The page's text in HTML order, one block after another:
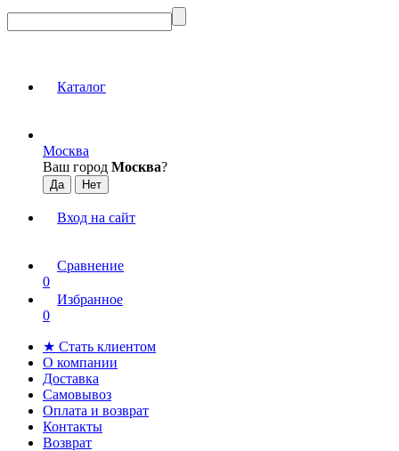
Каталог
Москва
Ваш город Москва?
Вход на сайт
Сравнение
0
Избранное
0
★ Стать клиентом
О компании
Доставка
Самовывоз
Оплата и возврат
Контакты
Возврат